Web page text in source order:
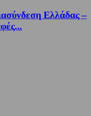
Ελλάδας –